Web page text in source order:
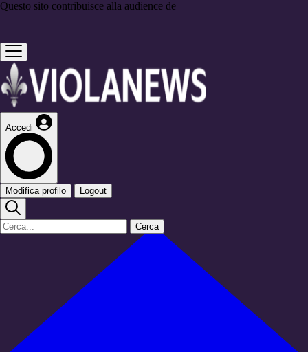
Questo sito contribuisce alla audience de
Accedi
Modifica profilo Logout
Cerca